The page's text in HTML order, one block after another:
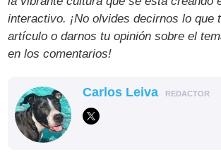
interactivo. ¡No olvides decirnos lo que
artículo o darnos tu opinión sobre el
en los comentarios!
Carlos Leiva REDACTOR